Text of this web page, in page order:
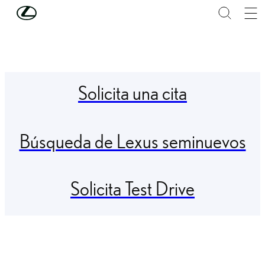
Skip to Main Content
Solicita una cita
Búsqueda de Lexus seminuevos
Solicita Test Drive